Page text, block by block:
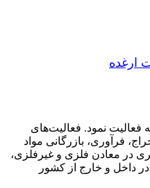
ارغده
در سال ۱۳۸۹ آغاز به فعالیت‌ نمود. فعالیت‌های
فرآوری، بازرگانی مواد
در معادن فلزی و غیرفلزی،
داخل و خارج از کشور